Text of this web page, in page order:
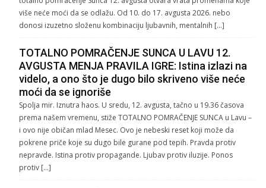
više neće moći da se odlažu. Od 10. do 17. avgusta 2026. nebo
donosi izuzetno složenu kombinaciju ljubavnih, mentalnih […]
TOTALNO POMRAČENJE SUNCA U LAVU 12.
AVGUSTA MENJA PRAVILA IGRE: Istina izlazi na
videlo, a ono što je dugo bilo skriveno više neće
moći da se ignoriše
Spolja mir. Iznutra haos. U sredu, 12. avgusta, tačno u 19.36 časova
prema našem vremenu, stiže TOTALNO POMRAČENJE SUNCA u Lavu –
i ovo nije običan mlad Mesec. Ovo je nebeski reset koji može da
pokrene priče koje su dugo bile gurane pod tepih. Pravda protiv
nepravde. Istina protiv propagande. Ljubav protiv iluzije. Ponos
protiv […]